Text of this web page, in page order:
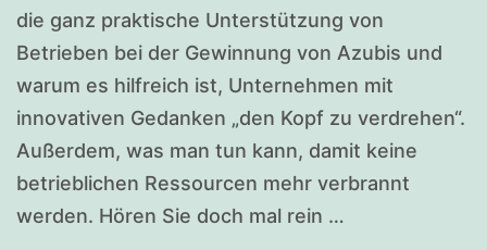
die ganz praktische Unterstützung von
Betrieben bei der Gewinnung von Azubis und
warum es hilfreich ist, Unternehmen mit
innovativen Gedanken „den Kopf zu verdrehen“.
Außerdem, was man tun kann, damit keine
betrieblichen Ressourcen mehr verbrannt
werden. Hören Sie doch mal rein …